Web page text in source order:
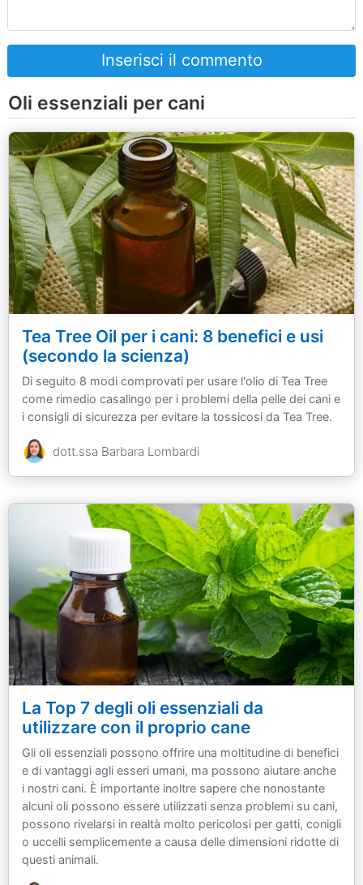
Inserisci il commento
Oli essenziali per cani
Tea Tree Oil per i cani: 8 benefici e usi
(secondo la scienza)
Di seguito 8 modi comprovati per usare l'olio di Tea Tree
come rimedio casalingo per i problemi della pelle dei cani e
i consigli di sicurezza per evitare la tossicosi da Tea Tree.
dott.ssa Barbara Lombardi
La Top 7 degli oli essenziali da
utilizzare con il proprio cane
Gli oli essenziali possono offrire una moltitudine di benefici
e di vantaggi agli esseri umani, ma possono aiutare anche
i nostri cani. È importante inoltre sapere che nonostante
alcuni oli possono essere utilizzati senza problemi su cani,
possono rivelarsi in realtà molto pericolosi per gatti, conigli
o uccelli semplicemente a causa delle dimensioni ridotte di
questi animali.